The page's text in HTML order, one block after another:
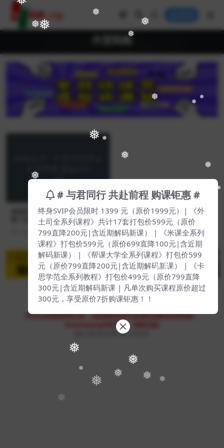
❅
❅
❅
❅
❅ ❅ ❅
❅
❅
❅
❅
❅
❅
❅ ❅
❅
❅
❅
❅
❅
❅
❅
❅
❅ ❅
❅
外贸陪跑
林林老师·外贸陪跑营全系列课
程【Ag-0123】
32 169
本站支持课程资源互换，优质课程资源互换请联系微信在线客服：
zhaokewang598(备注：课程互换)
赣ICP备2022079527-009号
# 与君同行 共赴前程 购课钜惠 #
终身SVIP会员限时 1399 元（原价1999元）| 《外
土司全系列课程》共计17套打包价599元（原价
799直降200元|含近期解码新课） | 《米课全系列
课程》打包价599元（原价699直降100元|含近期
解码新课） | 《帮课大学全系列课程》打包价599
元（原价799直降200元|含近期解码新课） | 《卡
思学范全系列教程》打包价499元（原价799直降
300元|含近期解码新课 | 凡单次购买课程原价超过
300元，享受原价7折购课钜惠！！